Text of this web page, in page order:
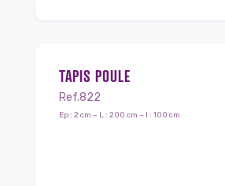
TAPIS POULE
Ref.822
Ep : 2 cm – L : 200 cm – l : 100 cm